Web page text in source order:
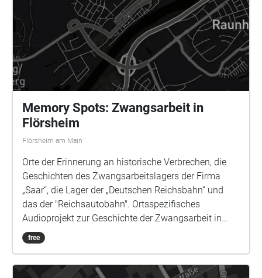
Memory Spots: Zwangsarbeit in
Flörsheim
Flörsheim am Main
Orte der Erinnerung an historische Verbrechen, die
Geschichten des Zwangsarbeitslagers der Firma
„Saar“, die Lager der „Deutschen Reichsbahn“ und
das der "Reichsautobahn". Ortsspezifisches
Audioprojekt zur Geschichte der Zwangsarbeit in
Flörsheim am Main. Projekt von & mit: Sound &
Komposition Louisa Beck | Sprecherinnen ASJA und
Katja Kämmerer | www.profikollektion.de O-Töne
free